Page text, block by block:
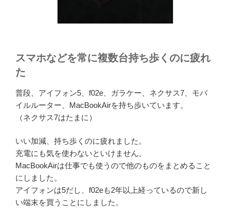
スマホなどを常に複数台持ち歩くのに疲れ
た
普段、アイフォン5、f02e、ガラケー、ネクサス7、モバ
イルルーター、MacBookAirを持ち歩いています。
（ネクサス7はたまに）
いい加減、持ち歩くのに疲れました。
充電にも気を使わないといけません。
MacBookAirは仕事でも使うので他のものをまとめること
にしました。
アイフォンは5だし、f02eも2年以上経っているので新し
い端末を買うことにしました。